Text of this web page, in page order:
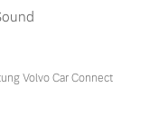
Volvo Car Connect